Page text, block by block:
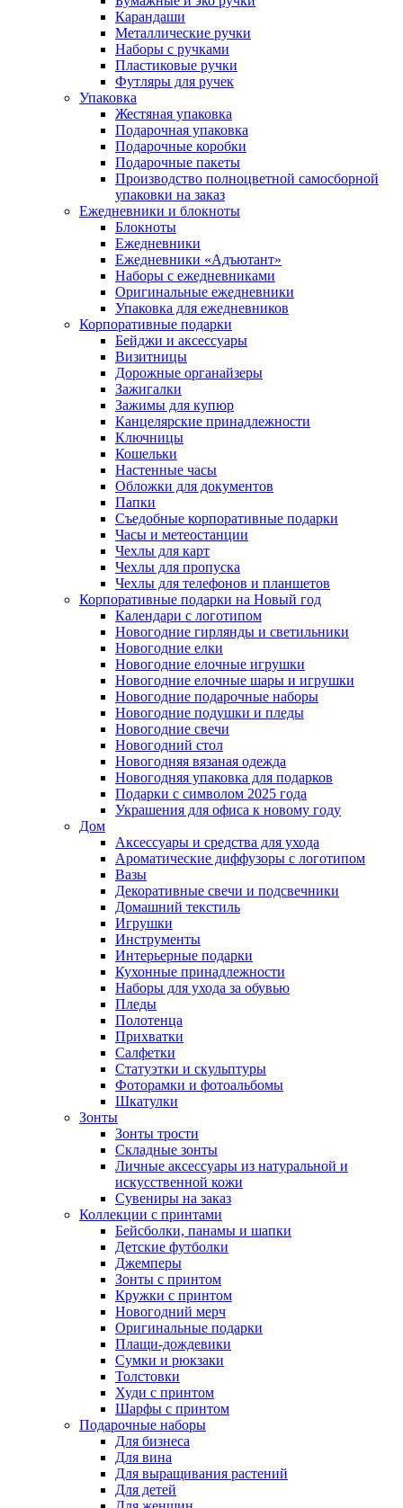
Карандаши
Металлические ручки
Наборы с ручками
Пластиковые ручки
Футляры для ручек
Упаковка
Жестяная упаковка
Подарочная упаковка
Подарочные коробки
Подарочные пакеты
Производство полноцветной самосборной
упаковки на заказ
Ежедневники и блокноты
Блокноты
Ежедневники
Ежедневники «Адъютант»
Наборы с ежедневниками
Оригинальные ежедневники
Упаковка для ежедневников
Корпоративные подарки
Бейджи и аксессуары
Визитницы
Дорожные органайзеры
Зажигалки
Зажимы для купюр
Канцелярские принадлежности
Ключницы
Кошельки
Настенные часы
Обложки для документов
Папки
Съедобные корпоративные подарки
Часы и метеостанции
Чехлы для карт
Чехлы для пропуска
Чехлы для телефонов и планшетов
Корпоративные подарки на Новый год
Календари с логотипом
Новогодние гирлянды и светильники
Новогодние елки
Новогодние елочные игрушки
Новогодние елочные шары и игрушки
Новогодние подарочные наборы
Новогодние подушки и пледы
Новогодние свечи
Новогодний стол
Новогодняя вязаная одежда
Новогодняя упаковка для подарков
Подарки с символом 2025 года
Украшения для офиса к новому году
Дом
Аксессуары и средства для ухода
Ароматические диффузоры с логотипом
Вазы
Декоративные свечи и подсвечники
Домашний текстиль
Игрушки
Инструменты
Интерьерные подарки
Кухонные принадлежности
Наборы для ухода за обувью
Пледы
Полотенца
Прихватки
Салфетки
Статуэтки и скульптуры
Фоторамки и фотоальбомы
Шкатулки
Зонты
Зонты трости
Складные зонты
Личные аксессуары из натуральной и
искусственной кожи
Сувениры на заказ
Коллекции с принтами
Бейсболки, панамы и шапки
Детские футболки
Джемперы
Зонты с принтом
Кружки с принтом
Новогодний мерч
Оригинальные подарки
Плащи-дождевики
Сумки и рюкзаки
Толстовки
Худи с принтом
Шарфы с принтом
Подарочные наборы
Для бизнеса
Для вина
Для выращивания растений
Для детей